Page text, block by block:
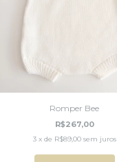
Romper Bee
R$267,00
3 x de R$89,00 sem juros